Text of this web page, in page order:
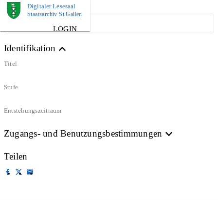
Digitaler Lesesaal
Staatsarchiv St.Gallen
LOGIN
Identifikation
Titel
Stufe
Entstehungszeitraum
Zugangs- und Benutzungsbestimmungen
Teilen